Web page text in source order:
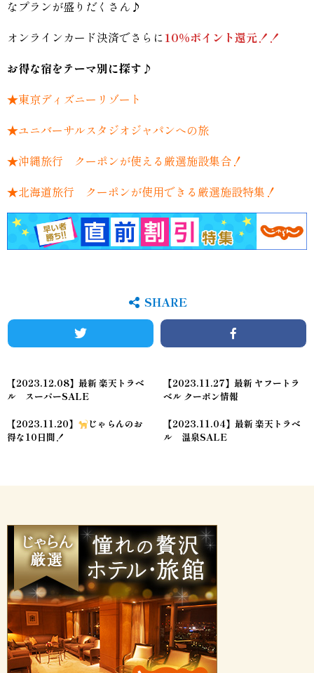
なプランが盛りだくさん♪
オンラインカード決済でさらに10％ポイント還元！！
お得な宿をテーマ別に探す♪
★東京ディズニーリゾート
★ユニバーサルスタジオジャパンへの旅
★沖縄旅行 クーポンが使える厳選施設集合！
★北海道旅行 クーポンが使用できる厳選施設特集！
SHARE
Twitter
【2023.12.08】最新 楽天トラベ
ル スーパーSALE
【2023.11.27】最新 ヤフートラ
ベル クーポン情報
【2023.11.20】
じゃらんのお
得な10日間！
【2023.11.04】最新 楽天トラベ
ル 温泉SALE